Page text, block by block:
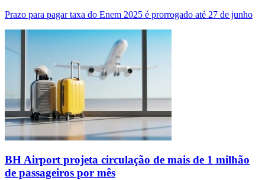
Prazo para pagar taxa do Enem 2025 é prorrogado até 27 de junho
BH Airport projeta circulação de mais de 1 milhão
de passageiros por mês